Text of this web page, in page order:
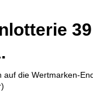
39
auf die Wertmarken-